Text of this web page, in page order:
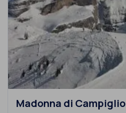
Madonna di Campiglio